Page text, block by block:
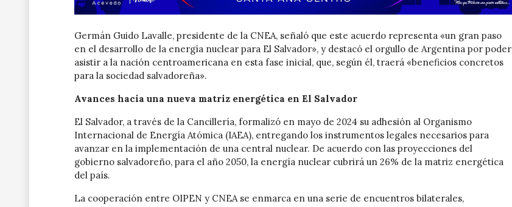
Germán Guido Lavalle, presidente de la CNEA, señaló que este acuerdo representa «un gran paso
en el desarrollo de la energía nuclear para El Salvador», y destacó el orgullo de Argentina por poder
asistir a la nación centroamericana en esta fase inicial, que, según él, traerá «beneficios concretos
para la sociedad salvadoreña».
Avances hacia una nueva matriz energética en El Salvador
El Salvador, a través de la Cancillería, formalizó en mayo de 2024 su adhesión al Organismo
Internacional de Energía Atómica (IAEA), entregando los instrumentos legales necesarios para
avanzar en la implementación de una central nuclear. De acuerdo con las proyecciones del
gobierno salvadoreño, para el año 2050, la energía nuclear cubrirá un 26% de la matriz energética
del país.
La cooperación entre OIPEN y CNEA se enmarca en una serie de encuentros bilaterales,